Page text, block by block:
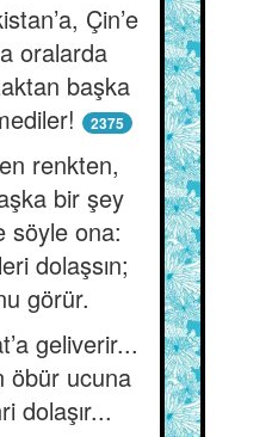
Çin’e
oralarda
başka
2375
renkten,
bir şey
söyle ona:
dolaşsın;
görür.
geliverir...
öbür ucuna
dolaşır...